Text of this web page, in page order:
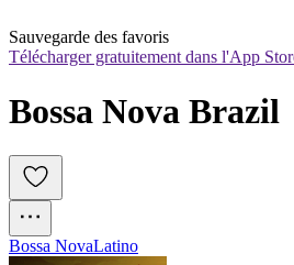
Sauvegarde des favoris
Télécharger gratuitement dans l'App
Bossa Nova Brazil
Bossa NovaLatino